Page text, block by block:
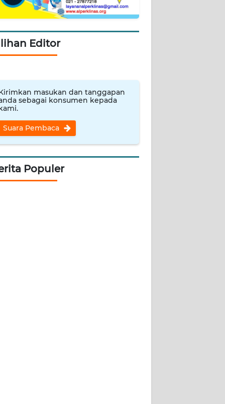
Editor
masukan dan tanggapan
sebagai konsumen kepada
Suara Pembaca
Populer